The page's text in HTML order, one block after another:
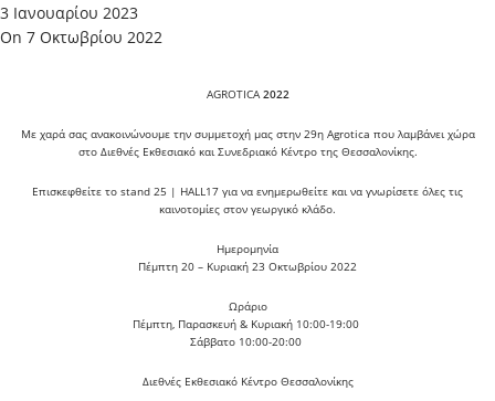
3 Ιανουαρίου 2023
On 7 Οκτωβρίου 2022
AGROTICA2022
Με χαρά σας ανακοινώνουμε την συμμετοχή μας στην 29η Agrotica που λαμβάνει χώρα
στο Διεθνές Εκθεσιακό και Συνεδριακό Κέντρο της Θεσσαλονίκης.
Επισκεφθείτε το stand 25 | HALL17 για να ενημερωθείτε και να γνωρίσετε όλες τις
καινοτομίες στον γεωργικό κλάδο.
Ημερομηνία
Πέμπτη 20 – Κυριακή 23 Οκτωβρίου 2022
Ωράριο
Πέμπτη, Παρασκευή & Κυριακή 10:00-19:00
Σάββατο 10:00-20:00
Διεθνές Εκθεσιακό Κέντρο Θεσσαλονίκης